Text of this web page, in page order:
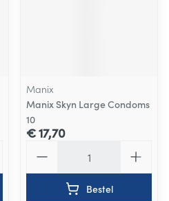
Manix
Manix Skyn Large Condoms
10
€ 17,70
Bestel